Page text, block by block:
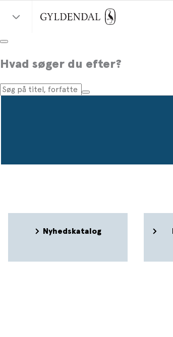
Hvad søger du efter?
Nyhedskatalog